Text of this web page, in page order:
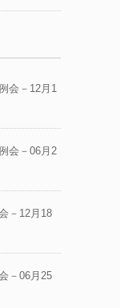
会－12月1
会－06月2
－12月18
－06月25